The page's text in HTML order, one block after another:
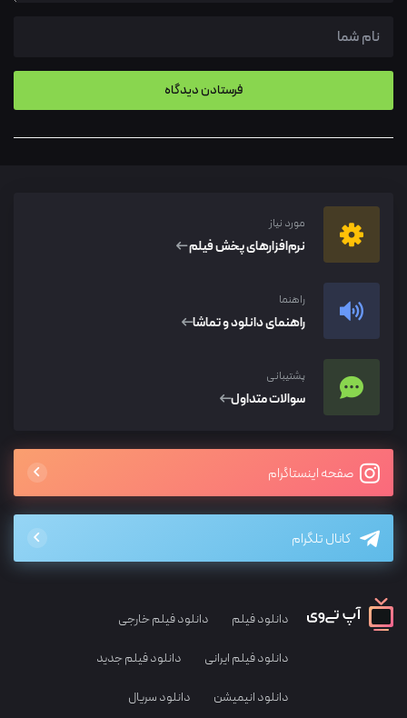
مورد نیاز
نرم‌افزار‌های پخش فیلم
راهنما
راهنمای دانلود و تماشا
پشتیبانی
سوالات متداول
صفحه اینستاگرام
کانال تلگرام
دانلود فیلم دانلود فیلم خارجی
دانلود فیلم ایرانی دانلود فیلم جدید
دانلود انیمیشن دانلود سریال